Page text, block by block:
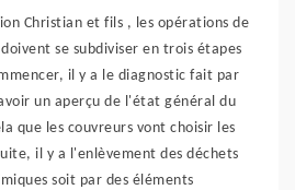
Christian et fils , les opérations de
se subdiviser en trois étapes
il y a le diagnostic fait par
un aperçu de l'état général du
que les couvreurs vont choisir les
il y a l'enlèvement des déchets
soit par des éléments